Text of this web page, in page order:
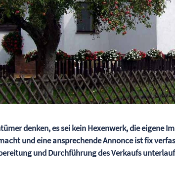
denken, es sei kein Hexenwerk, die eigene
und eine ansprechende Annonce ist fix
und Durchführung des Verkaufs